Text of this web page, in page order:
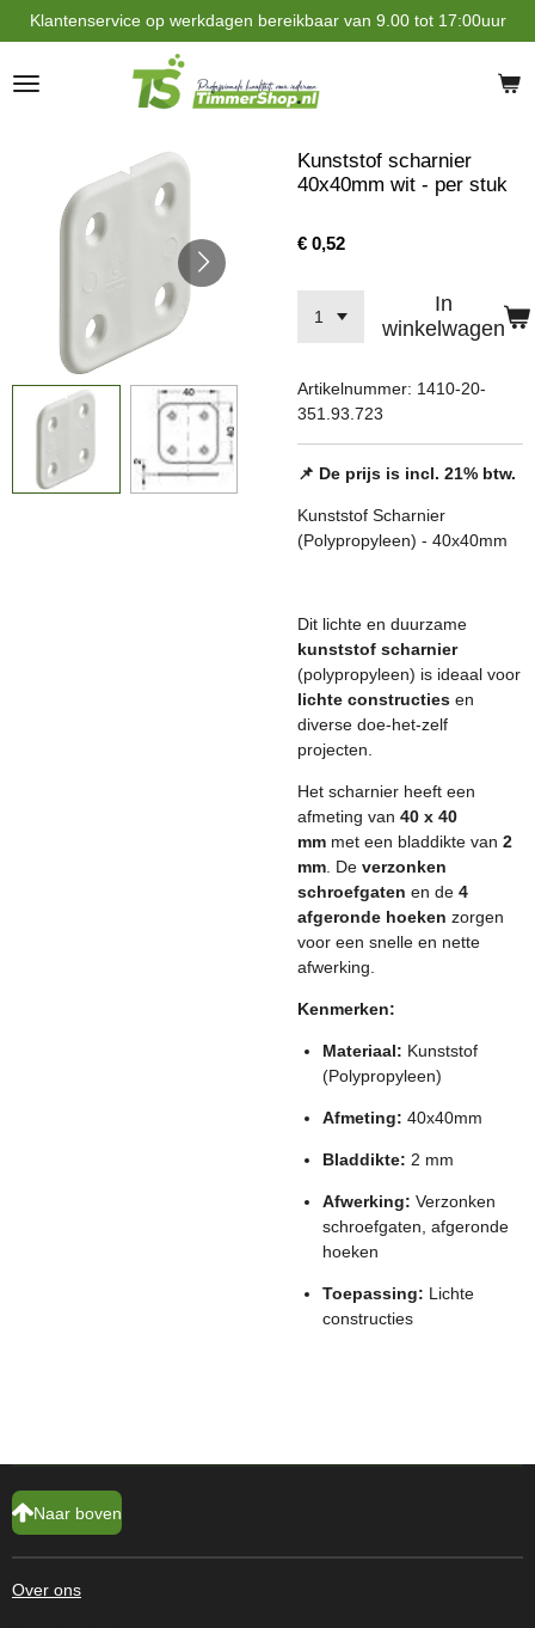
Ga
direct
naar
de
Klantenservice op werkdagen bereikbaar van 9.00 tot 17:00uur
Kunststof scharnier
40x40mm wit - per stuk
€ 0,52
In
winkelwagen
Artikelnummer: 1410-20-
351.93.723
📌 De prijs is incl. 21% btw.
Kunststof Scharnier
(Polypropyleen) - 40x40mm
Dit lichte en duurzame
kunststof scharnier
(polypropyleen) is ideaal voor
lichte constructies en
diverse doe-het-zelf
projecten.
Het scharnier heeft een
afmeting van 40 x 40
mm met een bladdikte van 2
mm . De verzonken
schroefgaten en de 4
afgeronde hoeken zorgen
voor een snelle en nette
afwerking.
Kenmerken:
Materiaal: Kunststof
(Polypropyleen)
Afmeting: 40x40mm
Bladdikte: 2 mm
Afwerking: Verzonken
schroefgaten, afgeronde
hoeken
Toepassing: Lichte
constructies
Naar boven
Over ons